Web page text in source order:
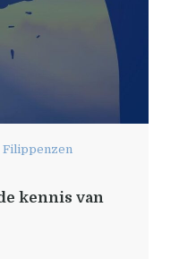
Filippenzen
kennis van